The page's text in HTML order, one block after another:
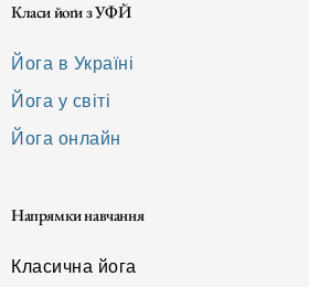
Класи йоґи з УФЙ
Йога в Україні
Йога у світі
Йога онлайн
Напрямки навчання
Класична йога